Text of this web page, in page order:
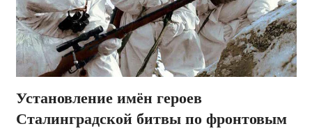
Установление имён героев
Сталинградской битвы по фронтовым